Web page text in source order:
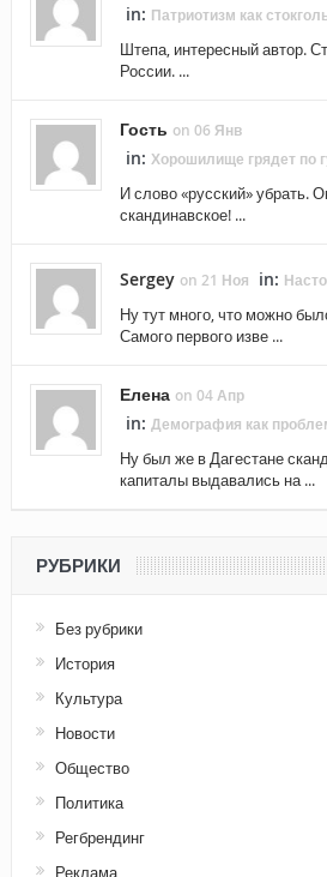
in: Патриотизм как
Штепа, интересный автор.
России. ...
Гость on 06 Янв
in: Хорошилище грядет по
И слово «русский» убрать.
скандинавское! ...
Sergey on 21 Ноя in:
Ну тут много, что можно
Самого первого изве ...
Елена on 04 Апр
in: Демография как
Ну был же в Дагестане
капиталы выдавались на ...
РУБРИКИ
Без рубрики
История
Культура
Новости
Общество
Политика
Регбрендинг
Реклама